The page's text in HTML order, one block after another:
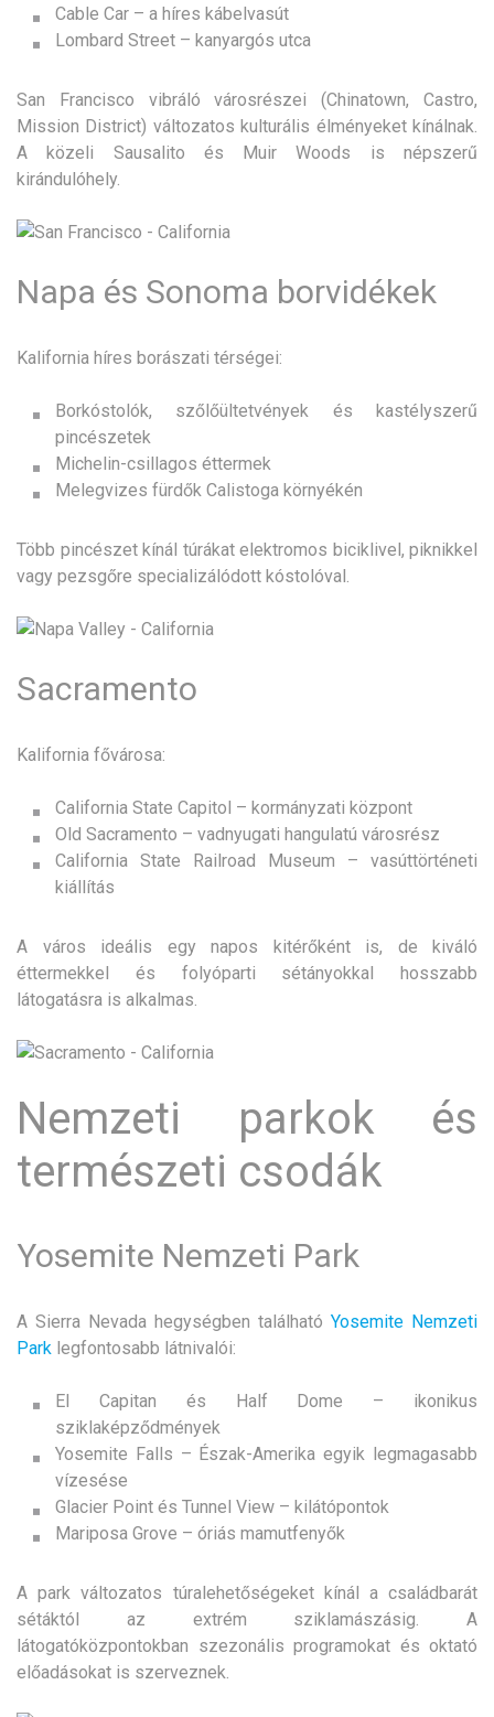
Cable Car – a híres kábelvasút
Lombard Street – kanyargós utca
San Francisco vibráló városrészei (Chinatown, Castro,
Mission District) változatos kulturális élményeket kínálnak.
A közeli Sausalito és Muir Woods is népszerű
kirándulóhely.
Napa és Sonoma borvidékek
Kalifornia híres borászati térségei:
Borkóstolók, szőlőültetvények és kastélyszerű
pincészetek
Michelin-csillagos éttermek
Melegvizes fürdők Calistoga környékén
Több pincészet kínál túrákat elektromos biciklivel, piknikkel
vagy pezsgőre specializálódott kóstolóval.
Sacramento
Kalifornia fővárosa:
California State Capitol – kormányzati központ
Old Sacramento – vadnyugati hangulatú városrész
California State Railroad Museum – vasúttörténeti
kiállítás
A város ideális egy napos kitérőként is, de kiváló
éttermekkel és folyóparti sétányokkal hosszabb
látogatásra is alkalmas.
Nemzeti parkok és
természeti csodák
Yosemite Nemzeti Park
A Sierra Nevada hegységben található Yosemite Nemzeti
Park legfontosabb látnivalói:
El Capitan és Half Dome – ikonikus
sziklaképződmények
Yosemite Falls – Észak-Amerika egyik legmagasabb
vízesése
Glacier Point és Tunnel View – kilátópontok
Mariposa Grove – óriás mamutfenyők
A park változatos túralehetőségeket kínál a családbarát
sétáktól az extrém sziklamászásig. A
látogatóközpontokban szezonális programokat és oktató
előadásokat is szerveznek.